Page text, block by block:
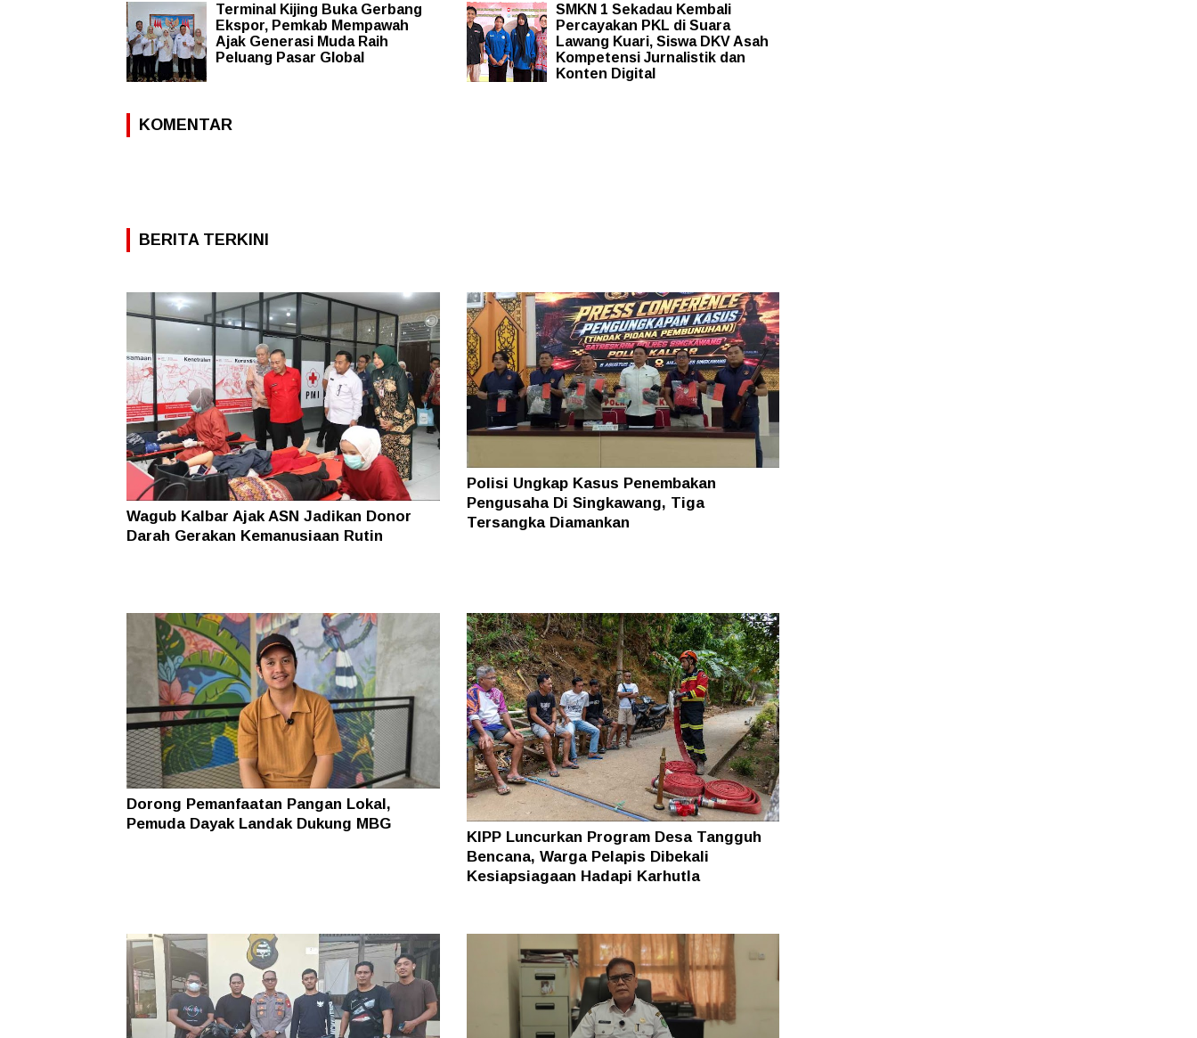
Terminal Kijing Buka Gerbang
Ekspor, Pemkab Mempawah
Ajak Generasi Muda Raih
Peluang Pasar Global
SMKN 1 Sekadau Kembali
Percayakan PKL di Suara
Lawang Kuari, Siswa DKV Asah
Kompetensi Jurnalistik dan
Konten Digital
KOMENTAR
BERITA TERKINI
Wagub Kalbar Ajak ASN Jadikan Donor
Darah Gerakan Kemanusiaan Rutin
Polisi Ungkap Kasus Penembakan
Pengusaha Di Singkawang, Tiga
Tersangka Diamankan
Dorong Pemanfaatan Pangan Lokal,
Pemuda Dayak Landak Dukung MBG
KIPP Luncurkan Program Desa Tangguh
Bencana, Warga Pelapis Dibekali
Kesiapsiagaan Hadapi Karhutla